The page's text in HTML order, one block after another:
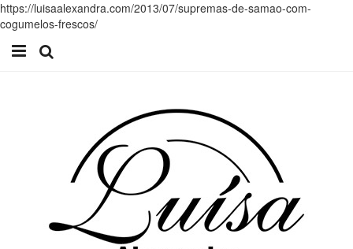
https://luisaalexandra.com/2013/07/supremas-de-samao-com-
cogumelos-frescos/